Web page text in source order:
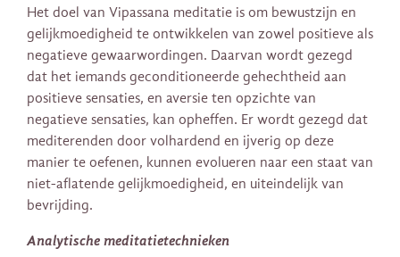
Het doel van Vipassana meditatie is om bewustzijn en
gelijkmoedigheid te ontwikkelen van zowel positieve als
negatieve gewaarwordingen. Daarvan wordt gezegd
dat het iemands geconditioneerde gehechtheid aan
positieve sensaties, en aversie ten opzichte van
negatieve sensaties, kan opheffen. Er wordt gezegd dat
mediterenden door volhardend en ijverig op deze
manier te oefenen, kunnen evolueren naar een staat van
niet-aflatende gelijkmoedigheid, en uiteindelijk van
bevrijding.
Analytische meditatietechnieken